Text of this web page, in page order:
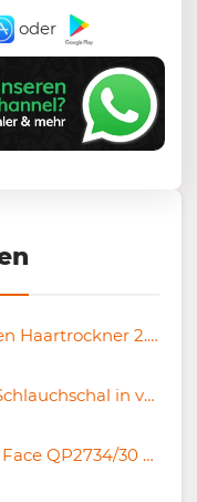
oder
🌀Remington D3198 Ionen Haartrockner 2.200 Watt für 16,98€ (statt 23€)
🥷🏻 5er Pack Fidumed Schlauchschal in versch. Designs für 9,75€ (statt 50€)
🪒 Philips OneBlade 360 Face QP2734/30 Rasierer für 37,99€ (statt 45€)